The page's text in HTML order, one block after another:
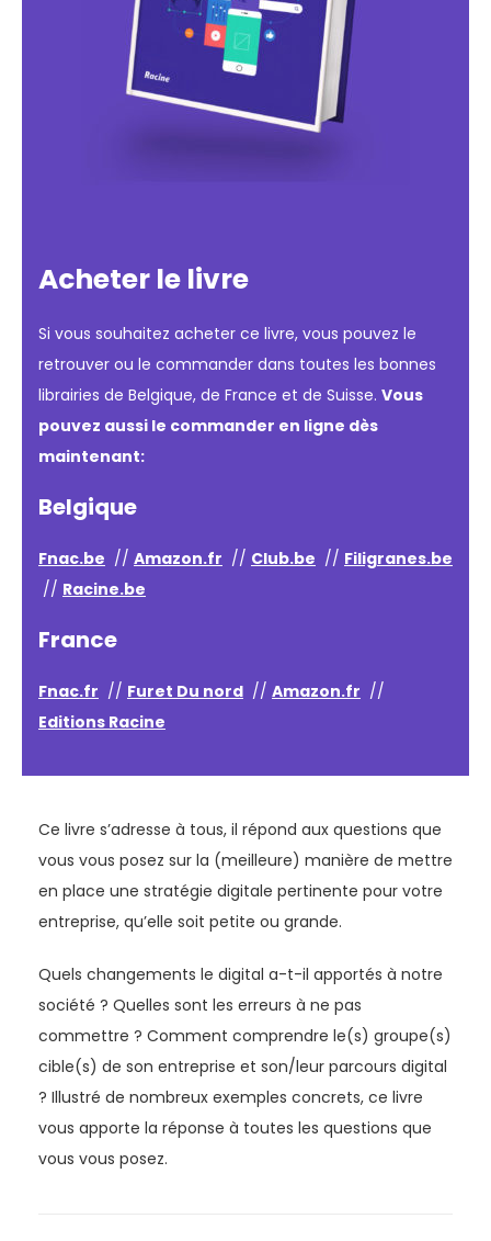
Acheter le livre
Si vous souhaitez acheter ce livre, vous pouvez le
retrouver ou le commander dans toutes les bonnes
librairies de Belgique, de France et de Suisse. Vous
pouvez aussi le commander en ligne dès
maintenant:
Belgique
Fnac.be // Amazon.fr // Club.be // Filigranes.be
// Racine.be
France
Fnac.fr // Furet Du nord // Amazon.fr //
Editions Racine
Ce livre s’adresse à tous, il répond aux questions que
vous vous posez sur la (meilleure) manière de mettre
en place une stratégie digitale pertinente pour votre
entreprise, qu’elle soit petite ou grande.
Quels changements le digital a-t-il apportés à notre
société ? Quelles sont les erreurs à ne pas
commettre ? Comment comprendre le(s) groupe(s)
cible(s) de son entreprise et son/leur parcours digital
? Illustré de nombreux exemples concrets, ce livre
vous apporte la réponse à toutes les questions que
vous vous posez.